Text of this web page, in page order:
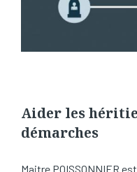
Aider les
démarches
Maitre POISSONNIER